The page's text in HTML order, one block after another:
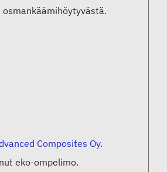
Composites Oy.
eko-ompelimo.